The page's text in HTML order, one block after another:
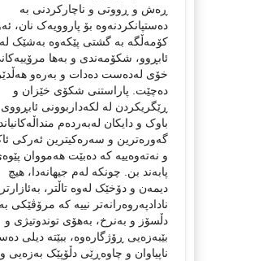
ڕەش و ڕووتی و ناچارکردنی بە
دەستپانکردنەوە بۆ پاروویەک نان،
کۆمەڵگە بە گشتی پێکەوە بەشێک لە
ئابڕوو، شکۆمەندی و بەها
خۆی لەدەست دەدات و بەرەو هەڵدێر
دەچێت. پاراستنی شکۆی خێزان و
ڕێگریکردن لە لکەداربوونی ئابڕووی
باوک و دایکان لەبەردەم
گەورەترین و سەرەکیترین ئەرکی
و نەتەوەییە کە دەبێت هەمووان
پابەند بن. چونکە لەم جیهانەدا، هیچ
دیمەن و دۆخێک لەوە تاڵتر،
نادادپەروەرانەتر نییە کە مرۆڤێکی
دڵسۆز و بەنرخ، بەهۆی توندوتیژی و
بێبەزەیی ڕۆژگارەوە، ببێتە دیلی
ناپیاوان و چاوەڕێی دڵۆپێک بەزەیی و